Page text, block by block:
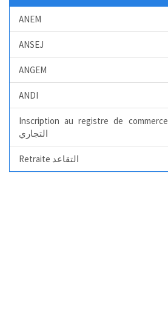
ANEM
ANSEJ
ANGEM
ANDI
Inscription au registre de commerce التسجيل في السجل
التجاري
Retraite التقاعد